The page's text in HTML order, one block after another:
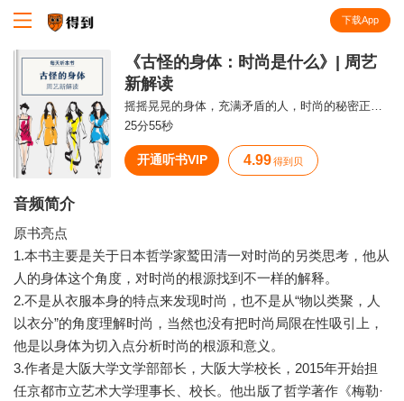
下载App
《古怪的身体：时尚是什么》| 周艺
新解读
摇摇晃晃的身体，充满矛盾的人，时尚的秘密正隐匿其中。
25分55秒
开通听书VIP 4.99 得到贝
音频简介
原书亮点
1.本书主要是关于日本哲学家鹫田清一对时尚的另类思考，他从
人的身体这个角度，对时尚的根源找到不一样的解释。
2.不是从衣服本身的特点来发现时尚，也不是从“物以类聚，人
以衣分”的角度理解时尚，当然也没有把时尚局限在性吸引上，
他是以身体为切入点分析时尚的根源和意义。
3.作者是大阪大学文学部部长，大阪大学校长，2015年开始担
任京都市立艺术大学理事长、校长。他出版了哲学著作《梅勒·